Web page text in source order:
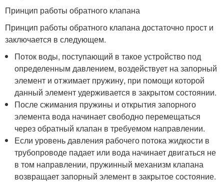
Принцип работы обратного клапана
Принцип работы обратного клапана достаточно прост и
заключается в следующем.
Поток воды, поступающий в такое устройство под
определенным давлением, воздействует на запорный
элемент и отжимает пружину, при помощи которой
данный элемент удерживается в закрытом состоянии.
После сжимания пружины и открытия запорного
элемента вода начинает свободно перемещаться
через обратный клапан в требуемом направлении.
Если уровень давления рабочего потока жидкости в
трубопроводе падает или вода начинает двигаться не
в том направлении, пружинный механизм клапана
возвращает запорный элемент в закрытое состояние.